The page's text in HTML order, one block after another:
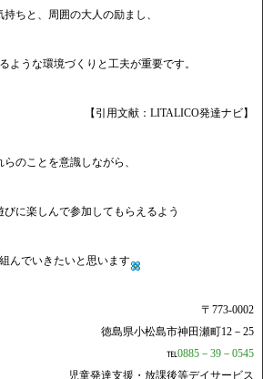
持ちと、周囲の大人の励まし、
ような環境づくりと工夫が重要です。
【引用文献：LITALICO発達ナビ】
らのことを意識しながら、
びに楽しんで参加してもらえるよう
んでいきたいと思います
〒773-0002
徳島県小松島市神田瀬町12－25
℡0885－39－0545
児童発達支援・放課後等デイサービス